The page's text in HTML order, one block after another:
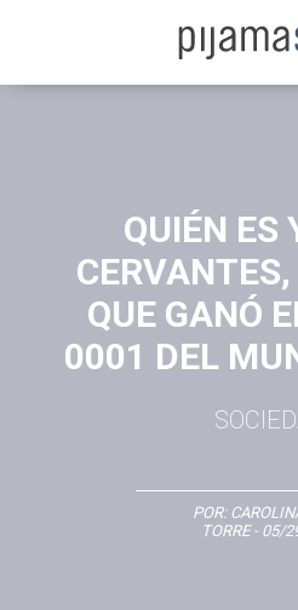
QUIÉN ES
QUE GANÓ
0001 DEL
POR:
TORRE- 05/